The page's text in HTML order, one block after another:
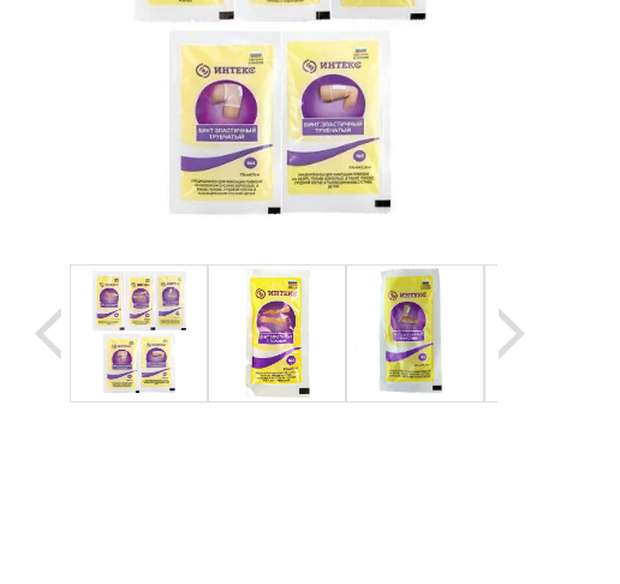
Уникальные и полезные товары